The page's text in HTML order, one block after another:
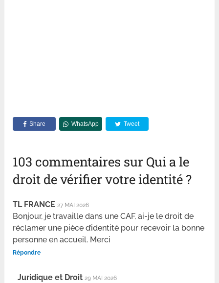
Share WhatsApp Tweet
103 commentaires sur Qui a le
droit de vérifier votre identité ?
TL FRANCE 27 MAI 2026
Bonjour, je travaille dans une CAF, ai-je le droit de
réclamer une pièce d’identité pour recevoir la bonne
personne en accueil. Merci
Répondre
Juridique et Droit 29 MAI 2026